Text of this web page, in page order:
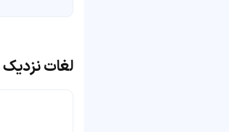
لغات نزدیک conscience